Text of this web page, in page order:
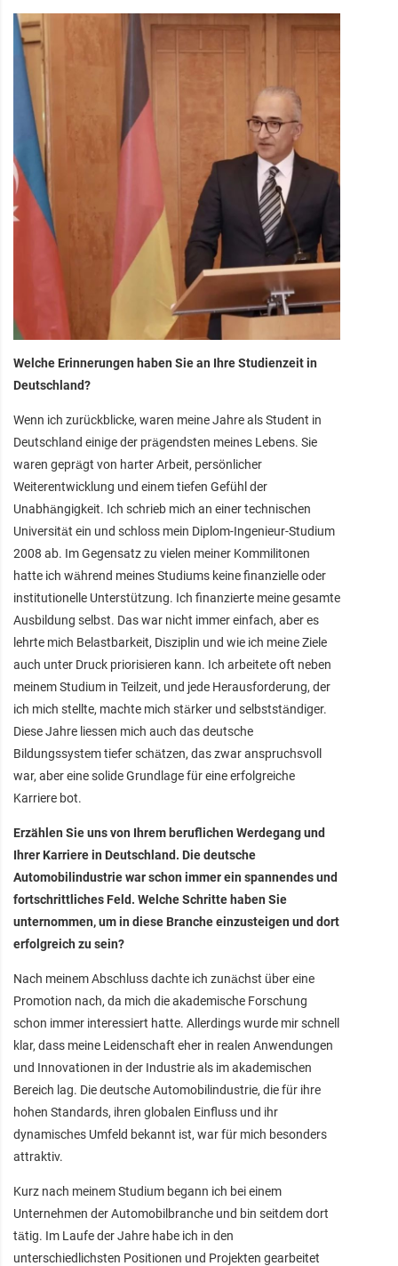
Welche Erinnerungen haben Sie an Ihre Studienzeit in
Deutschland?
Wenn ich zurückblicke, waren meine Jahre als Student in
Deutschland einige der prägendsten meines Lebens. Sie
waren geprägt von harter Arbeit, persönlicher
Weiterentwicklung und einem tiefen Gefühl der
Unabhängigkeit. Ich schrieb mich an einer technischen
Universität ein und schloss mein Diplom-Ingenieur-Studium
2008 ab. Im Gegensatz zu vielen meiner Kommilitonen
hatte ich während meines Studiums keine finanzielle oder
institutionelle Unterstützung. Ich finanzierte meine gesamte
Ausbildung selbst. Das war nicht immer einfach, aber es
lehrte mich Belastbarkeit, Disziplin und wie ich meine Ziele
auch unter Druck priorisieren kann. Ich arbeitete oft neben
meinem Studium in Teilzeit, und jede Herausforderung, der
ich mich stellte, machte mich stärker und selbstständiger.
Diese Jahre liessen mich auch das deutsche
Bildungssystem tiefer schätzen, das zwar anspruchsvoll
war, aber eine solide Grundlage für eine erfolgreiche
Karriere bot.
Erzählen Sie uns von Ihrem beruflichen Werdegang und
Ihrer Karriere in Deutschland. Die deutsche
Automobilindustrie war schon immer ein spannendes und
fortschrittliches Feld. Welche Schritte haben Sie
unternommen, um in diese Branche einzusteigen und dort
erfolgreich zu sein?
Nach meinem Abschluss dachte ich zunächst über eine
Promotion nach, da mich die akademische Forschung
schon immer interessiert hatte. Allerdings wurde mir schnell
klar, dass meine Leidenschaft eher in realen Anwendungen
und Innovationen in der Industrie als im akademischen
Bereich lag. Die deutsche Automobilindustrie, die für ihre
hohen Standards, ihren globalen Einfluss und ihr
dynamisches Umfeld bekannt ist, war für mich besonders
attraktiv.
Kurz nach meinem Studium begann ich bei einem
Unternehmen der Automobilbranche und bin seitdem dort
tätig. Im Laufe der Jahre habe ich in den
unterschiedlichsten Positionen und Projekten gearbeitet